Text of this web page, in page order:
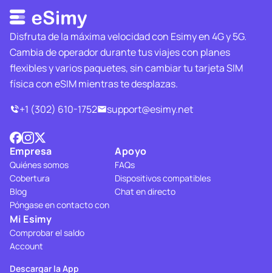
Disfruta de la máxima velocidad con Esimy en 4G y 5G.
Cambia de operador durante tus viajes con planes
flexibles y varios paquetes, sin cambiar tu tarjeta SIM
física con eSIM mientras te desplazas.
+1 (302) 610-1752
support@esimy.net
Empresa
Quiénes somos
Cobertura
Blog
Póngase en contacto con
Apoyo
FAQs
Dispositivos compatibles
Chat en directo
Mi Esimy
Comprobar el saldo
Account
Descargar la App